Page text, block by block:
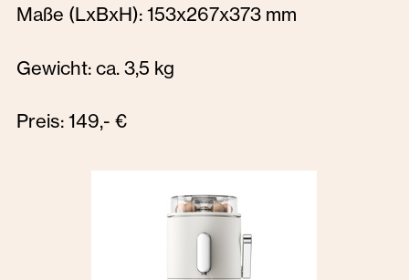
Maße (LxBxH): 153x267x373 mm
Gewicht: ca. 3,5 kg
Preis: 149,- €